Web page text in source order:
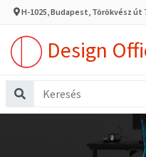
H-1025, Budapest, Törökvész út
Design